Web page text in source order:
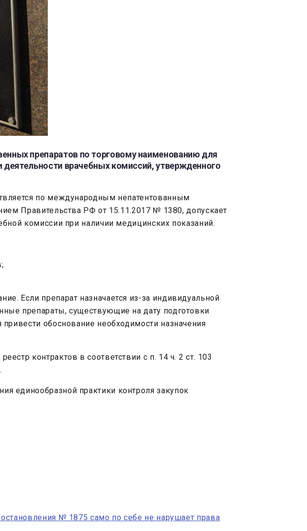
препаратов по торговому наименованию для
деятельности врачебных комиссий, утвержденного
по международным непатентованным
Правительства РФ от 15.11.2017 № 1380, допускает
комиссии при наличии медицинских показаний.
Если препарат назначается из-за индивидуальной
препараты, существующие на дату подготовки
обоснование необходимости назначения
контрактов в соответствии с п. 14 ч. 2 ст. 103
единообразной практики контроля закупок
№ 1875 само по себе не нарушает права